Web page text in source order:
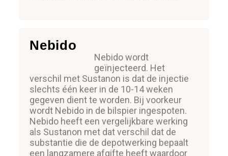
Nebido
Nebido wordt
geïnjecteerd. Het
verschil met Sustanon is dat de injectie
slechts één keer in de 10-14 weken
gegeven dient te worden. Bij voorkeur
wordt Nebido in de bilspier ingespoten.
Nebido heeft een vergelijkbare werking
als Sustanon met dat verschil dat de
substantie die de depotwerking bepaalt
een langzamere afgifte heeft waardoor